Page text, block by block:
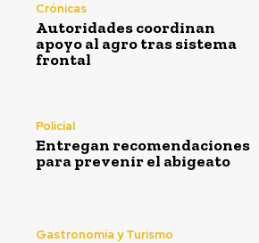
Crónicas
Autoridades coordinan
apoyo al agro tras sistema
frontal
Policial
Entregan recomendaciones
para prevenir el abigeato
Gastronomía y Turismo